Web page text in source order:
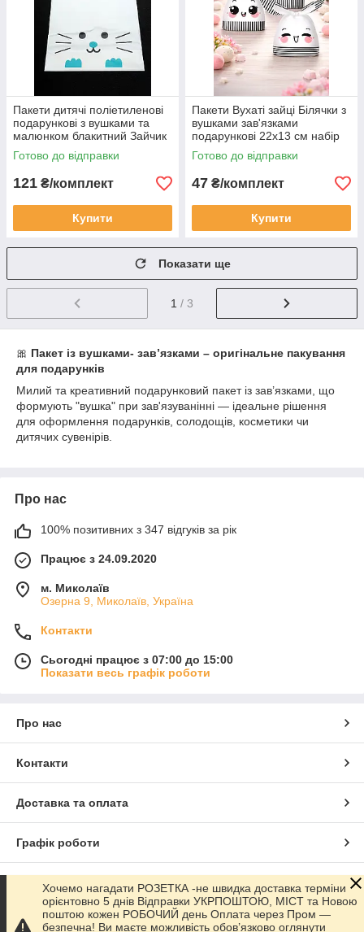
Пакети дитячі поліетиленові
подарункові з вушками та
малюнком блакитний Зайчик
великий 32х20 см 10 шт
Готово до відправки
121 ₴/комплект
Купити
Пакети Вухаті зайці Білячки з
вушками зав'язками
подарункові 22х13 см набір
асорті кольорів комплект 10
шт
Готово до відправки
47 ₴/комплект
Купити
Показати ще
1 / 3
🎀 Пакет із вушками- зав’язками – оригінальне пакування
для подарунків
Милий та креативний подарунковий пакет із зав’язками, що
формують "вушка" при зав'язуванінні — ідеальне рішення
для оформлення подарунків, солодощів, косметики чи
дитячих сувенірів.
Про нас
100% позитивних з 347 відгуків за рік
Працює з 24.09.2020
м. Миколаїв
Озерна 9, Миколаїв, Україна
Контакти
Сьогодні працює з 07:00 до 15:00
Показати весь графік роботи
Про нас
Контакти
Доставка та оплата
Графік роботи
Повна версія сайту
Сайт створено на маркетплейсіProm.ua
Хочемо нагадати РОЗЕТКА -не швидка доставка терміни
орієнтовно 5 днів Відправки УКРПОШТОЮ, МІСТ та Новою
поштою кожен РОБОЧИЙ день Оплата через Пром —
безпечна! Ви маєте можливість обов’язково оглянути